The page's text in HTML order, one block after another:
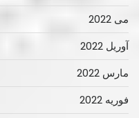
می 2022
آوریل 2022
مارس 2022
فوریه 2022